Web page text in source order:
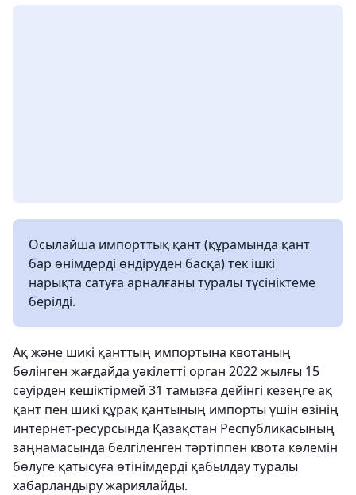
Осылайша импорттық қант (құрамында қант
бар өнімдерді өндіруден басқа) тек ішкі
нарықта сатуға арналғаны туралы түсініктеме
берілді.
Ақ және шикі қанттың импортына квотаның
бөлінген жағдайда уәкілетті орган 2022 жылғы 15
сәуірден кешіктірмей 31 тамызға дейінгі кезеңге ақ
қант пен шикі құрақ қантының импорты үшін өзінің
интернет-ресурсында Қазақстан Республикасының
заңнамасында белгіленген тәртіппен квота көлемін
бөлуге қатысуға өтінімдерді қабылдау туралы
хабарландыру жариялайды.